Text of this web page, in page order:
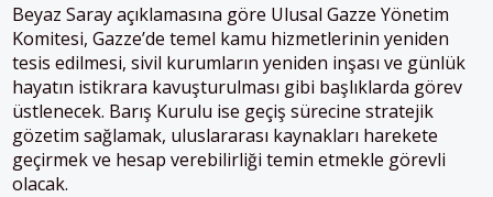
Beyaz Saray açıklamasına göre Ulusal Gazze Yönetim
Komitesi, Gazze’de temel kamu hizmetlerinin yeniden
tesis edilmesi, sivil kurumların yeniden inşası ve günlük
hayatın istikrara kavuşturulması gibi başlıklarda görev
üstlenecek. Barış Kurulu ise geçiş sürecine stratejik
gözetim sağlamak, uluslararası kaynakları harekete
geçirmek ve hesap verebilirliği temin etmekle görevli
olacak.